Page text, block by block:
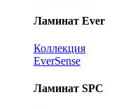
Ламинат Ever
Коллекция
EverSense
Ламинат SPC